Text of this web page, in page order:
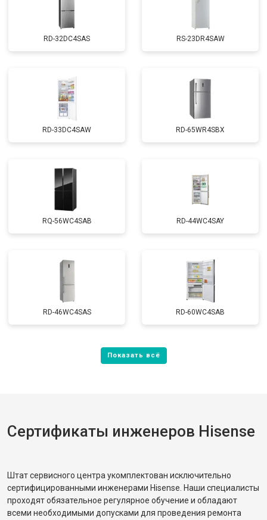
RD-32DC4SAS RS-23DR4SAW
RD-33DC4SAW RD-65WR4SBX
RQ-56WC4SAB RD-44WC4SAY
RD-46WC4SAS RD-60WC4SAB
Сертификаты инженеров Hisense
Штат сервисного центра укомплектован исключительно
сертифицированными инженерами Hisense. Наши специалисты
проходят обязательное регулярное обучение и обладают
всеми необходимыми допусками для проведения ремонта